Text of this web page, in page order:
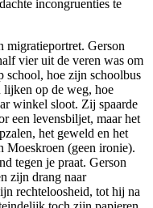
incongruenties te
migratieportret. Gerson
vier uit de veren was om
school, hoe zijn schoolbus
lijken op de weg, hoe
winkel sloot. Zij spaarde
een levensbiljet, maar het
het geweld en het
Moeskroen (geen ironie).
tegen je praat. Gerson
zijn drang naar
rechteloosheid, tot hij na